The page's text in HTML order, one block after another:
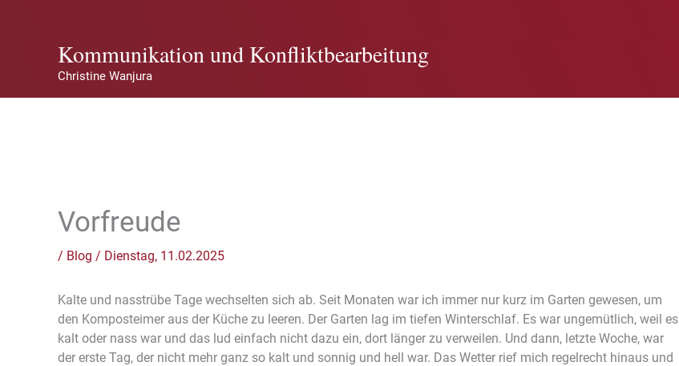
Kommunikation und Konfliktbearbeitung
Christine Wanjura
Vorfreude
/ Blog / Dienstag, 11.02.2025
Kalte und nasstrübe Tage wechselten sich ab. Seit Monaten war ich immer nur kurz im Garten gewesen, um
den Komposteimer aus der Küche zu leeren. Der Garten lag im tiefen Winterschlaf. Es war ungemütlich, weil es
kalt oder nass war und das lud einfach nicht dazu ein, dort länger zu verweilen. Und dann, letzte Woche, war
der erste Tag, der nicht mehr ganz so kalt und sonnig und hell war. Das Wetter rief mich regelrecht hinaus und